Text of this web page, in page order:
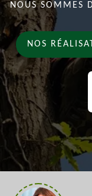
NOUS SOMMES
NOS